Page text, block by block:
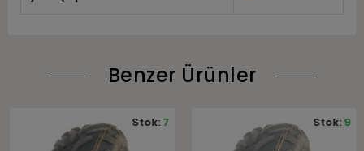
Benzer Ürünler
Stok:7 Stok:9